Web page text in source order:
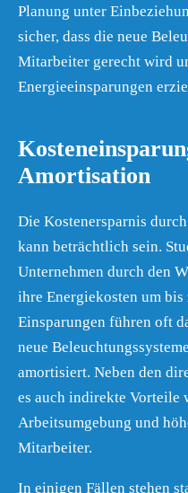
Planung unter
sicher, dass die neue
Mitarbeiter gerecht wird
Energieeinsparungen
Amortisation
Die Kostenersparnis
kann beträchtlich sein.
Unternehmen durch den
ihre Energiekosten um bis
Einsparungen führen oft
neue
amortisiert. Neben den
es auch indirekte Vorteile
Arbeitsumgebung und
Mitarbeiter.
In einigen Fällen stehen